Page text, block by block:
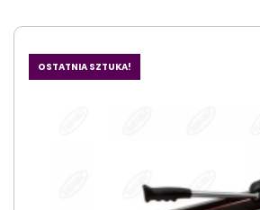
OSTATNIA SZTUKA!